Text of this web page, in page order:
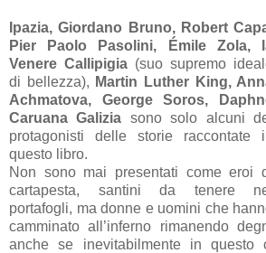
Ipazia, Giordano Bruno, Robert
Pier Paolo Pasolini, Émile Zola,
Venere Callipigia (suo supremo
di bellezza), Martin Luther King,
Achmatova, George Soros,
Caruana Galizia sono solo alcuni
protagonisti delle storie raccontate
questo libro.
Non sono mai presentati come eroi
cartapesta, santini da tenere
portafogli, ma donne e uomini che
camminato all’inferno rimanendo
anche se inevitabilmente in questo